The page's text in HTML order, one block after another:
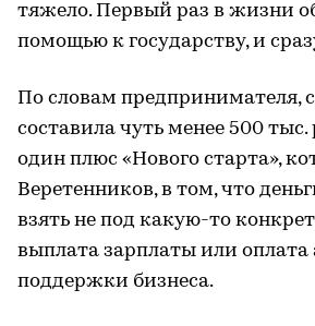
тяжело. Первый раз в жизни
помощью к государству, и
По словам предпринимателя,
составила чуть менее 500
один плюс «Нового старта»,
Веретенников, в том, что
взять не под какую-то
выплата зарплаты или оплата
поддержки бизнеса.